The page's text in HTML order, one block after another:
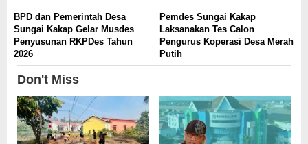
BPD dan Pemerintah Desa
Sungai Kakap Gelar Musdes
Penyusunan RKPDes Tahun
2026
Pemdes Sungai Kakap
Laksanakan Tes Calon
Pengurus Koperasi Desa Merah
Putih
Don't Miss